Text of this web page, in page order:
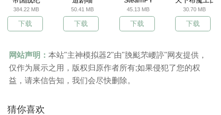
384.22 MB
下载
50.41 MB
下载
45.13 MB
下载
30.70 MB
下载
网站声明： 本站"主神模拟器2"由"脕颩芣崾諪"网友提供，
仅作为展示之用，版权归原作者所有;如果侵犯了您的权
益，请来信告知，我们会尽快删除。
猜你喜欢